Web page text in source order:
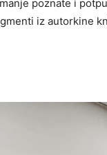
poznate i
iz autorkine